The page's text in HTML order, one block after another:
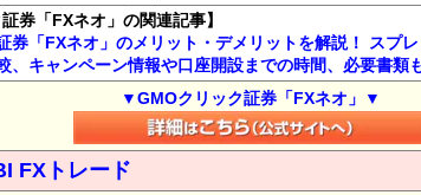
券「FXネオ」の関連記事】
券「FXネオ」のメリット・デメリットを解説！ スプ
、キャンペーン情報や口座開設までの時間、必要書類
▼GMOクリック証券「FXネオ」▼
FXトレード